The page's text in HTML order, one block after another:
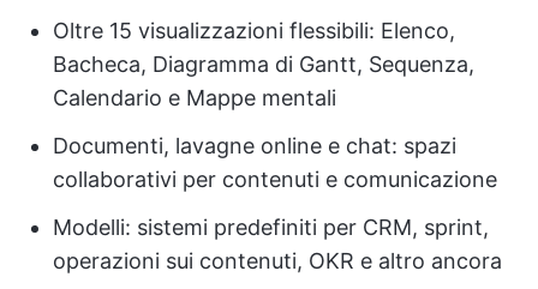
Oltre 15 visualizzazioni flessibili: Elenco,
Bacheca, Diagramma di Gantt, Sequenza,
Calendario e Mappe mentali
Documenti, lavagne online e chat: spazi
collaborativi per contenuti e comunicazione
Modelli: sistemi predefiniti per CRM, sprint,
operazioni sui contenuti, OKR e altro ancora